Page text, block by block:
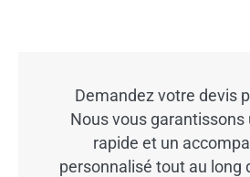
Demandez votre devis
Nous vous garantissons
rapide et un
personnalisé tout au long